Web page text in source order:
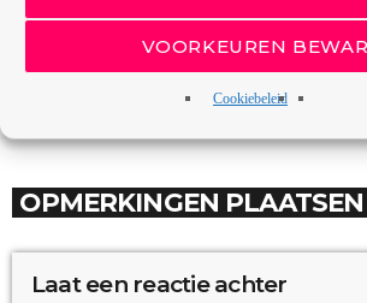
VOORKEUREN
Cookiebeleid
OPMERKINGEN
Laat een reactie achter